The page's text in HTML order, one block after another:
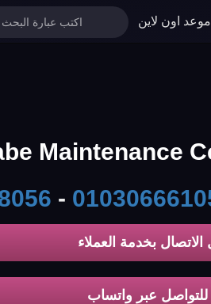
اون لاين
-
بخدمة العملاء
عبر واتساب